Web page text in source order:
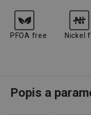
PFOA free Nickel
Popis a